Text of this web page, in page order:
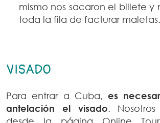
mismo nos sacaron el billete y
toda la fila de facturar maletas.
VISADO
Para entrar a Cuba,es
antelación el visado.